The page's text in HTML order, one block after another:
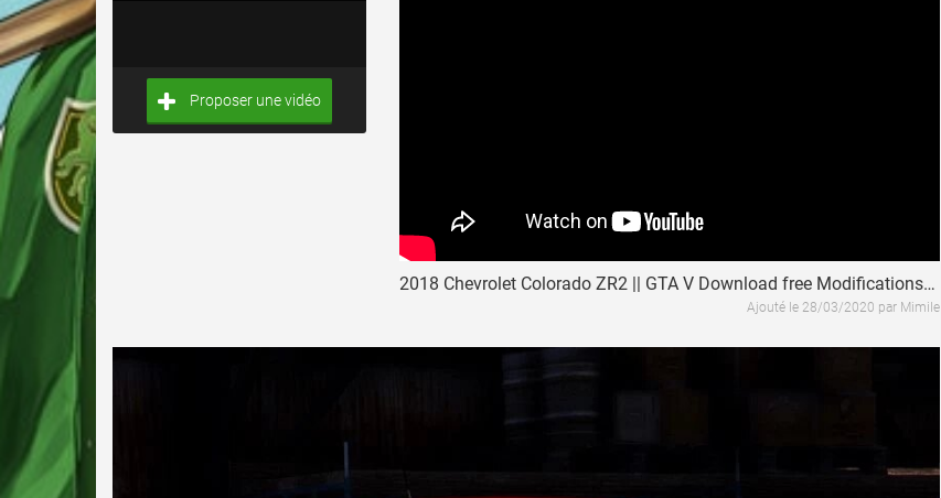
Proposer une vidéo
2018 Chevrolet Colorado ZR2 || GTA V Download free Modifications / Mod Review
Ajouté le 28/03/2020 par Mimile